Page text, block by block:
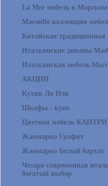
La Mer мебель в
Marseille коллекция
Китайская традиционная
Итальянские диваны
Итальянская мебель
АКЦИИ
Кухни Ля Нэж
Шкафы - купе
Цветная мебель
Жанмарко Графит
Жанмарко Белый бархат
Чезаро современная
богатый выбор